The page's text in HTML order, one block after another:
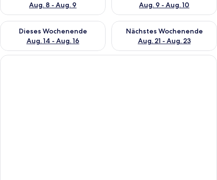
Aug. 8 - Aug. 9
Aug. 9 - Aug. 10
Dieses Wochenende
Aug. 14 - Aug. 16
Überprüfe die Verfügbarkeit für dieses Wochenende, Aug. 14
Nächstes Wochenende
Aug. 21 - Aug. 23
Überprüfe die Verfügbarkeit